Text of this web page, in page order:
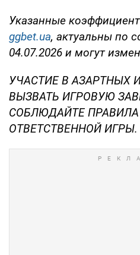
Указанные
ggbet.ua, актуальны по
04.07.2026 и могут
УЧАСТИЕ В АЗАРТНЫХ
ВЫЗВАТЬ ИГРОВУЮ
СОБЛЮДАЙТЕ
ОТВЕТСТВЕННОЙ ИГРЫ.